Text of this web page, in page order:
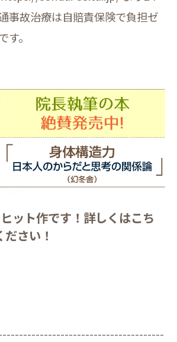
事故治療は自賠責保険で負担ゼ
。
ット作です！詳しくはこち
さい！